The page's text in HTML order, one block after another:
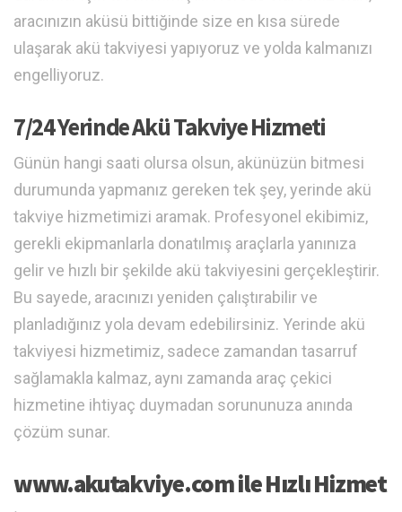
aracınızın aküsü bittiğinde size en kısa sürede
ulaşarak akü takviyesi yapıyoruz ve yolda kalmanızı
engelliyoruz.
7/24 Yerinde Akü Takviye Hizmeti
Günün hangi saati olursa olsun, akünüzün bitmesi
durumunda yapmanız gereken tek şey, yerinde akü
takviye hizmetimizi aramak. Profesyonel ekibimiz,
gerekli ekipmanlarla donatılmış araçlarla yanınıza
gelir ve hızlı bir şekilde akü takviyesini gerçekleştirir.
Bu sayede, aracınızı yeniden çalıştırabilir ve
planladığınız yola devam edebilirsiniz. Yerinde akü
takviyesi hizmetimiz, sadece zamandan tasarruf
sağlamakla kalmaz, aynı zamanda araç çekici
hizmetine ihtiyaç duymadan sorununuza anında
çözüm sunar.
www.akutakviye.com ile Hızlı Hizmet